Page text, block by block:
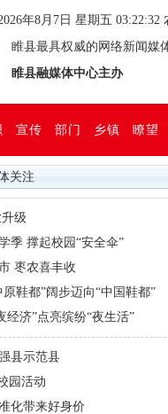
年8月7日 星期五 03:22:32
睢县最具权威的网络新闻媒
睢县融媒体中心主办
宣传 部门 乡镇 瞭望
关注
级
季 撑起校园“安全伞”
枣农喜丰收
鞋都”阔步迈向“中国鞋都”
经济”点亮缤纷“夜生活”
县示范县
园活动
化带来好身价